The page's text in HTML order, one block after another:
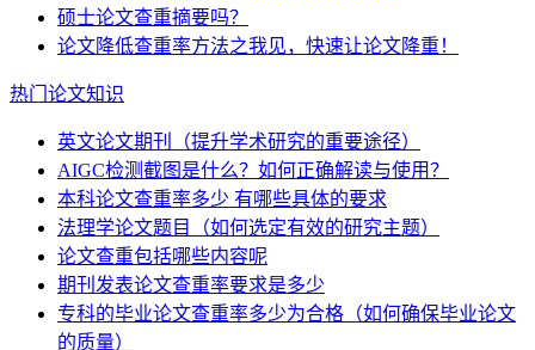
硕士论文查重摘要吗？
论文降低查重率方法之我见，快速让论文降重！
热门论文知识
英文论文期刊（提升学术研究的重要途径）
AIGC检测截图是什么？如何正确解读与使用？
本科论文查重率多少 有哪些具体的要求
法理学论文题目（如何选定有效的研究主题）
论文查重包括哪些内容呢
期刊发表论文查重率要求是多少
专科的毕业论文查重率多少为合格（如何确保毕业论文
的质量）